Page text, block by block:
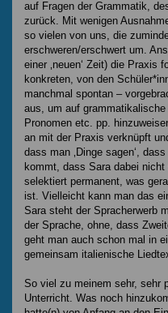
auf Fragen der Grammatik,
zurück. Mit wenigen
so vielen von uns, die
erschweren/erschwert um.
einer ‚neuen‘ Zeit) die Praxis
konkreten, von den
manchmal spontan –
aus, um auf
Pronomen etc. pp.
an mit der Praxis verknüpft
dass man ‚Dinge sagen‘,
kommt, dass Sara dabei
selektiert permanent, was
ist. Vielleicht kann man das
Sara steht der Spracherwerb
der Sprache, ohne, dass
geht man auch schon mal in
gemeinsam italienische
So viel zu meinem sehr, sehr
Unterricht. Was noch